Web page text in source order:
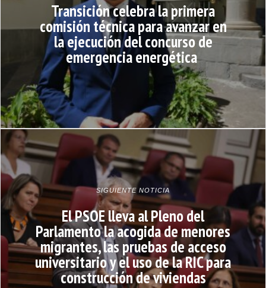
Transición celebra la primera
comisión técnica para avanzar en
la ejecución del concurso de
emergencia energética
SIGUIENTE NOTICIA
El PSOE lleva al Pleno del
Parlamento la acogida de menores
migrantes, las pruebas de acceso
universitario y el uso de la RIC para
construcción de viviendas